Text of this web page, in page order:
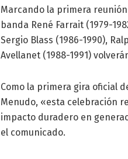
Marcando la primera
banda René Farrait (1979-
Sergio Blass (1986-1990),
Avellanet (1988-1991)
Como la primera gira oficial
Menudo, «esta celebración
impacto duradero en
el comunicado.